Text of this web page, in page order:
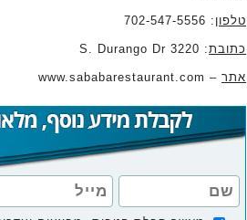
טלפון : 702-547-5556
כתובת: 3220 S. Durango Dr
אתר – www.sababarestaurant.com